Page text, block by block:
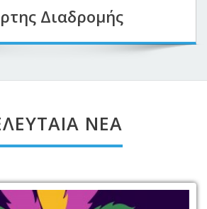
Διαδρομής
ΝΈΑ